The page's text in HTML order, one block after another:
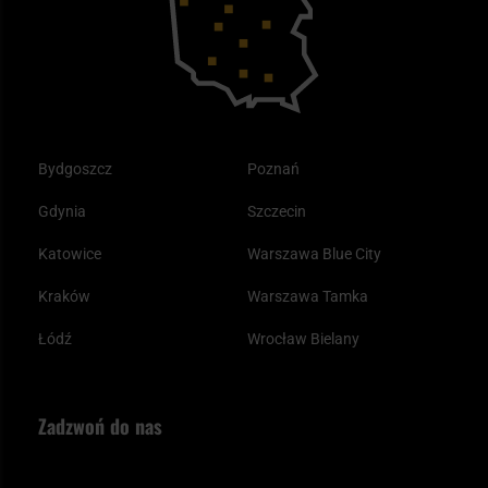
Bydgoszcz
Gdynia
Katowice
Kraków
Łódź
Poznań
Szczecin
Warszawa Blue City
Warszawa Tamka
Wrocław Bielany
Zadzwoń do nas